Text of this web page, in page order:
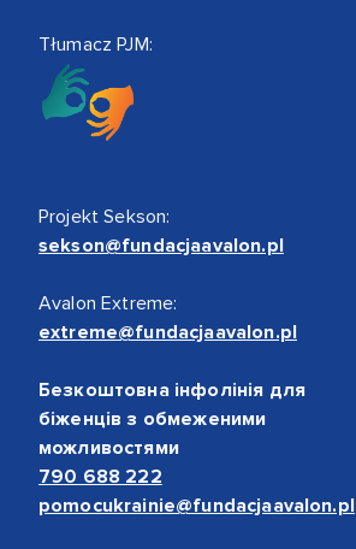
Tłumacz PJM:
Projekt Sekson:
sekson@fundacjaavalon.pl
Avalon Extreme:
extreme@fundacjaavalon.pl
Безкоштовна інфолінія для
біженців з обмеженими
можливостями
790 688 222
pomocukrainie@fundacjaavalon.pl